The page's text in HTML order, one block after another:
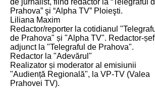
Prahova” şi “Alpha TV” Ploieşti.
Liliana Maxim
Redactor/reporter la cotidianul
de Prahova" și "Alpha TV". Redactor-șef
adjunct la "Telegraful de Prahova".
Redactor la "Adevărul"
Realizator și moderator al emisiunii
"Audiență Regională", la VP-TV (Valea
Prahovei TV).